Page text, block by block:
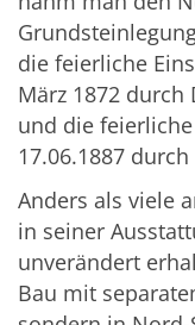
die feierliche
März 1872 durch
und die
17.06.1887
Anders als viele
in seiner
unverändert
Bau mit